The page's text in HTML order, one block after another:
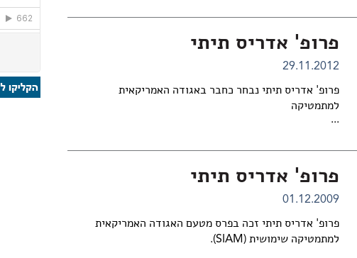
פרופ' אדריס תיתי
29.11.2012
פרופ' אדריס תיתי נבחר כחבר באגודה האמריקאית
למתמטיקה
...
פרופ' אדריס תיתי
01.12.2009
פרופ' אדריס תיתי זכה בפרס מטעם האגודה האמריקאית
למתמטיקה שימושית (SIAM).